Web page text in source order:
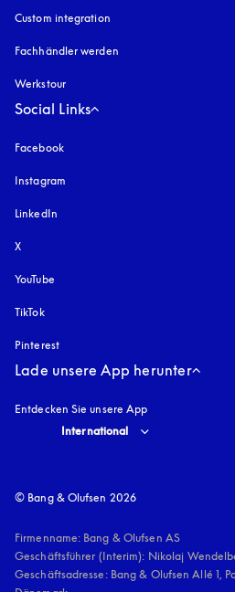
Custom integration
Fachhändler werden
Werkstour
Social Links
Facebook
Instagram
LinkedIn
X
YouTube
TikTok
Pinterest
Lade unsere App herunter
Entdecken Sie unsere App
Select country and language
International
© Bang & Olufsen 2026
Firmenname: Bang & Olufsen AS
Geschäftsführer (Interim): Nikolaj
Geschäftsadresse: Bang & Olufsen Allé 1,